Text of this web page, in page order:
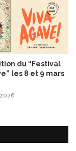
du “Festival
les 8 et 9 mars